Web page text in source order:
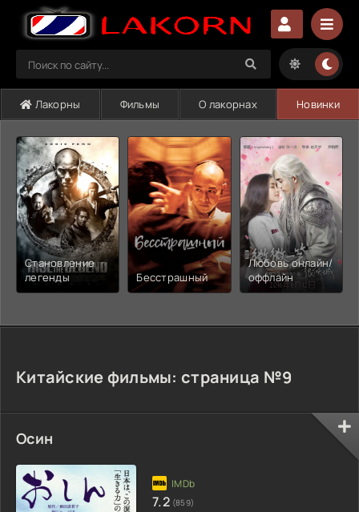
Лакорны Фильмы О лакорнах Новинки
Становление
легенды
Бесстрашный
Любовь онлайн/
оффлайн
Китайские фильмы: страница №9
Осин
7.2 (859)